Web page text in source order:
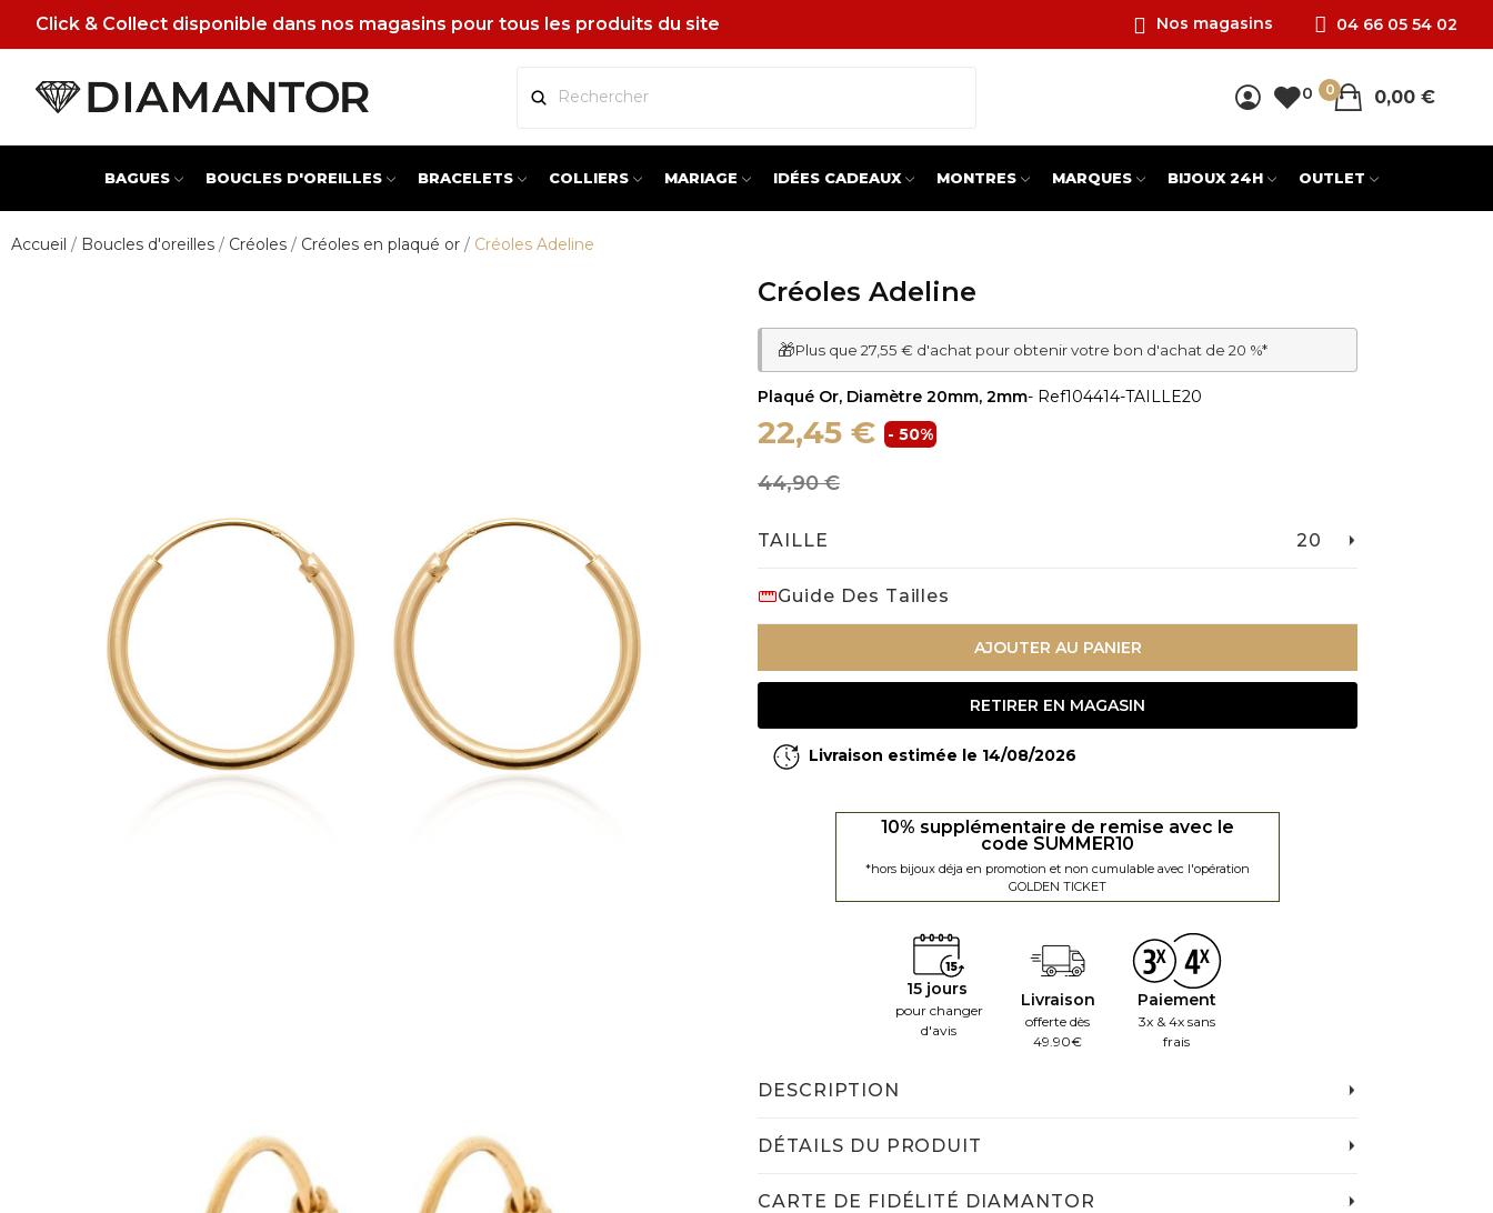
Click & Collect disponible dans nos magasins pour tous les produits du site Nos magasins 04 66 05 54 02
0 0,00 €
0
BAGUES BOUCLES D'OREILLES BRACELETS COLLIERS MARIAGE IDÉES CADEAUX MONTRES MARQUES BIJOUX 24H OUTLET
Accueil Boucles d'oreilles Créoles Créoles en plaqué or Créoles Adeline
Créoles Adeline
🎁Plus que 27,55 € d'achat pour obtenir votre bon d'achat de 20 %*
Plaqué Or, Diamètre 20mm, 2mm- Ref104414-TAILLE20
22,45 € - 50%
44,90 €
TAILLE 20
Guide Des Tailles
AJOUTER AU PANIER
RETIRER EN MAGASIN
Livraison estimée le 14/08/2026
10% supplémentaire de remise avec le
code SUMMER10
*hors bijoux déja en promotion et non cumulable avec l'opération
GOLDEN TICKET
15 jours
pour changer
d'avis
Livraison
offerte dès
49.90€
Paiement
3x & 4x sans
frais
DESCRIPTION
DÉTAILS DU PRODUIT
CARTE DE FIDÉLITÉ DIAMANTOR